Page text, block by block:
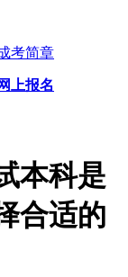
考简章
网上报名
本科是
合适的